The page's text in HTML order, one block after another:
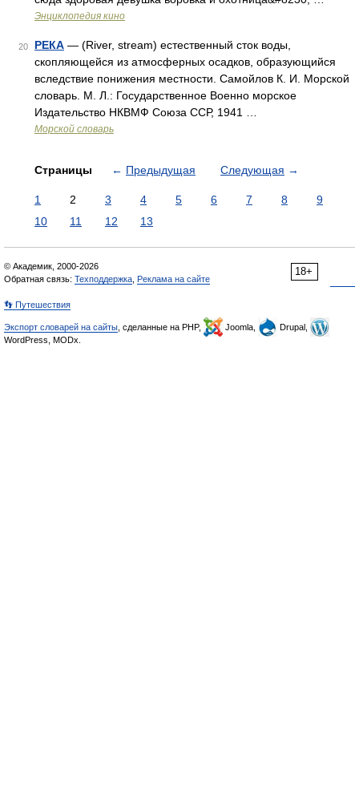
Энциклопедия кино
20 РЕКА — (River, stream) естественный сток воды,
скопляющейся из атмосферных осадков, образующийся
вследствие понижения местности. Самойлов К. И. Морской
словарь. М. Л.: Государственное Военно морское
Издательство НКВМФ Союза ССР, 1941 …
Морской словарь
Страницы ← Предыдущая Следующая →
1 2 3 4 5 6 7 8
9
10
11 12 13
18+
© Академик, 2000-2026
Обратная связь: Техподдержка Реклама на сайте
👣 Путешествия
Экспорт словарей на сайты , сделанные на PHP, Joomla,
Drupal,
WordPress, MODx.